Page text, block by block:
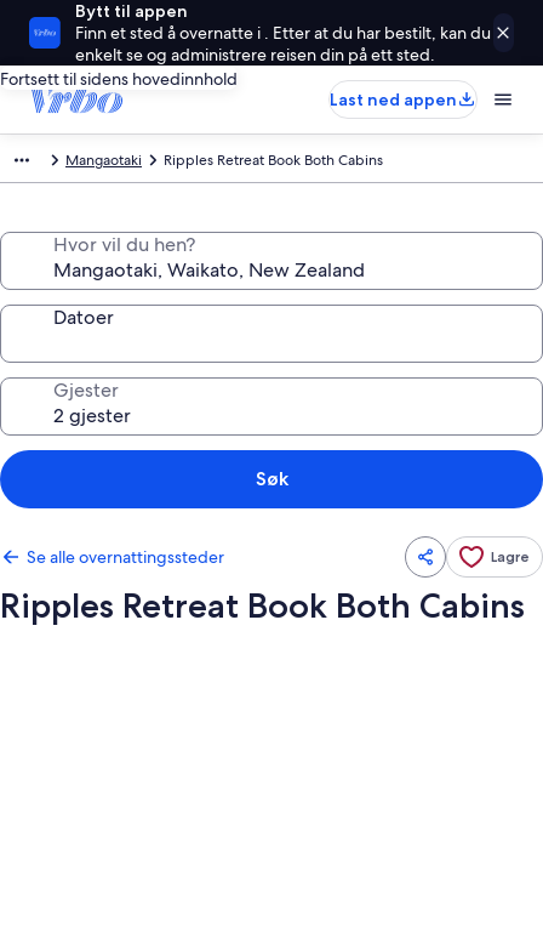
Bytt til appen
Finn et sted å overnatte i . Etter at du har bestilt, kan du
enkelt se og administrere reisen din på ett sted.
Fortsett til sidens hovedinnhold
Last ned appen
Mangaotaki Ripples Retreat Book Both Cabins
Hvor vil du hen?
Datoer
Gjester
Søk
Se alle overnattingssteder Lagre
Ripples Retreat Book Both Cabins